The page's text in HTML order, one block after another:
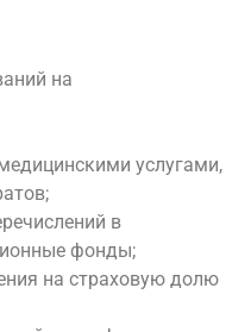
на
услугами,
в
фонды;
на страховую долю